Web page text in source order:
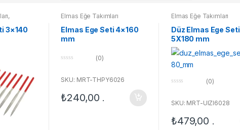
,
3×140
Elmas Eğe Takımları
Elmas Ege Seti 4×160
mm
u
f
5
(0)
SKU: MRT-THPY6026
₺240,00 .
Elmas Eğe Takımları
Düz Elmas Ege Seti
5X180 mm
u
f
5
(0)
SKU: MRT-UIZI6028
₺479,00 .